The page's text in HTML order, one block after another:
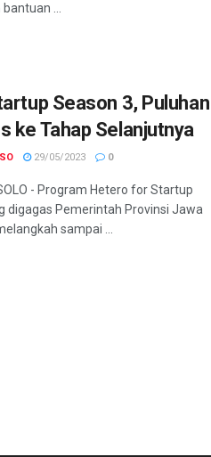
...
Season 3, Puluhan
ke Tahap Selanjutnya
29/05/2023 0
- Program Hetero for Startup
digagas Pemerintah Provinsi Jawa
sampai ...